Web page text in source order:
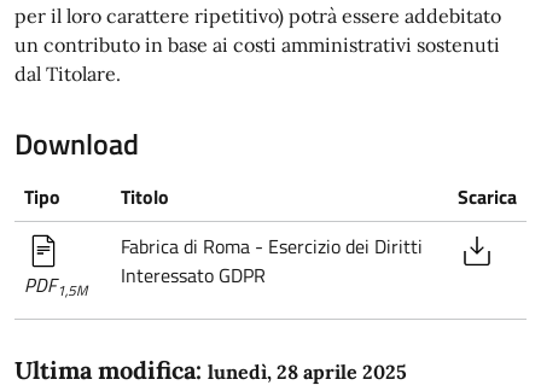
per il loro carattere ripetitivo) potrà essere addebitato
un contributo in base ai costi amministrativi sostenuti
dal Titolare.
Download
Tipo Titolo Scarica
PDF1,5M
Fabrica di Roma - Esercizio dei Diritti
Interessato GDPR
Ultima modifica: lunedì, 28 aprile 2025